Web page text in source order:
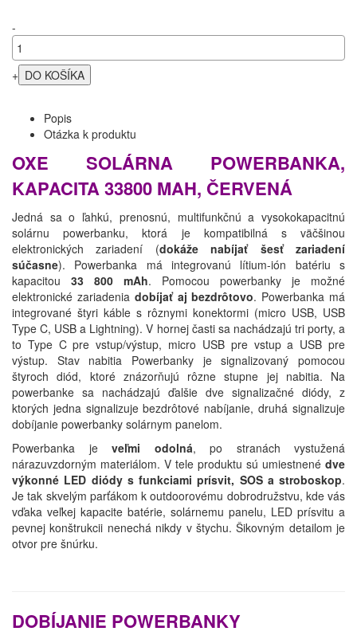
-
+
Popis
Otázka k produktu
OXE SOLÁRNA POWERBANKA,
KAPACITA 33800 MAH, ČERVENÁ
Jedná sa o ľahkú, prenosnú, multifunkčnú a vysokokapacitnú
solárnu powerbanku, ktorá je kompatibilná s väčšinou
elektronických zariadení (dokáže nabíjať šesť zariadení
súčasne). Powerbanka má integrovanú lítium-ión batériu s
kapacitou 33 800 mAh. Pomocou powerbanky je možné
elektronické zariadenia dobíjať aj bezdrôtovo. Powerbanka má
integrované štyri káble s rôznymi konektormi (micro USB, USB
Type C, USB a Lightning). V hornej časti sa nachádzajú tri porty, a
to Type C pre vstup/výstup, micro USB pre vstup a USB pre
výstup. Stav nabitia Powerbanky je signalizovaný pomocou
štyroch diód, ktoré znázorňujú rôzne stupne jej nabitia. Na
powerbanke sa nachádzajú ďalšie dve signalizačné diódy, z
ktorých jedna signalizuje bezdrôtové nabíjanie, druhá signalizuje
dobíjanie powerbanky solárnym panelom.
Powerbanka je veľmi odolná, po stranách vystužená
nárazuvzdorným materiálom. V tele produktu sú umiestnené dve
výkonné LED diódy s funkciami prísvit, SOS a stroboskop.
Je tak skvelým parťákom k outdoorovému dobrodružstvu, kde vás
vďaka veľkej kapacite batérie, solárnemu panelu, LED prísvitu a
pevnej konštrukcii nenechá nikdy v štychu. Šikovným detailom je
otvor pre šnúrku.
DOBÍJANIE POWERBANKY